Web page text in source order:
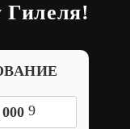
Гилеля!
000 9